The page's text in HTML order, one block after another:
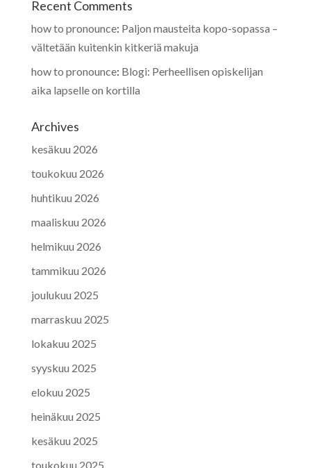
Recent Comments
how to pronounce: Paljon mausteita kopo-sopassa –
vältetään kuitenkin kitkeriä makuja
how to pronounce: Blogi: Perheellisen opiskelijan
aika lapselle on kortilla
Archives
kesäkuu 2026
toukokuu 2026
huhtikuu 2026
maaliskuu 2026
helmikuu 2026
tammikuu 2026
joulukuu 2025
marraskuu 2025
lokakuu 2025
syyskuu 2025
elokuu 2025
heinäkuu 2025
kesäkuu 2025
toukokuu 2025